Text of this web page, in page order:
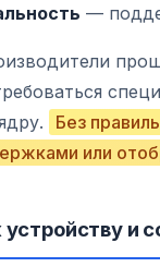
—
Без
или
устройству и